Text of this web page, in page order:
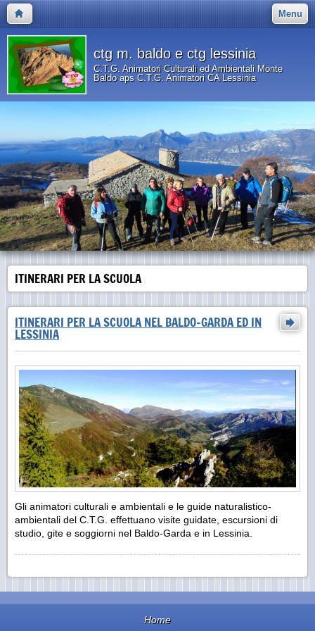
Menu
ctg m. baldo e ctg lessinia
C.T.G. Animatori Culturali ed Ambientali Monte
Baldo aps C.T.G. Animatori CA Lessinia
ITINERARI PER LA SCUOLA
ITINERARI PER LA SCUOLA NEL BALDO-GARDA ED IN
LESSINIA
Gli animatori culturali e ambientali e le guide naturalistico-
ambientali del C.T.G. effettuano visite guidate, escursioni di
studio, gite e soggiorni nel Baldo-Garda e in Lessinia.
Home